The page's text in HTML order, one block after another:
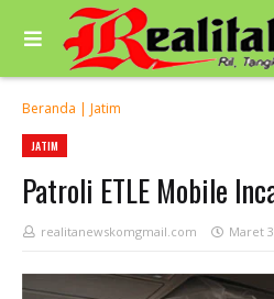
Beranda | Jatim
JATIM
Patroli ETLE Mobile
realitanewskomgmail.com Maret